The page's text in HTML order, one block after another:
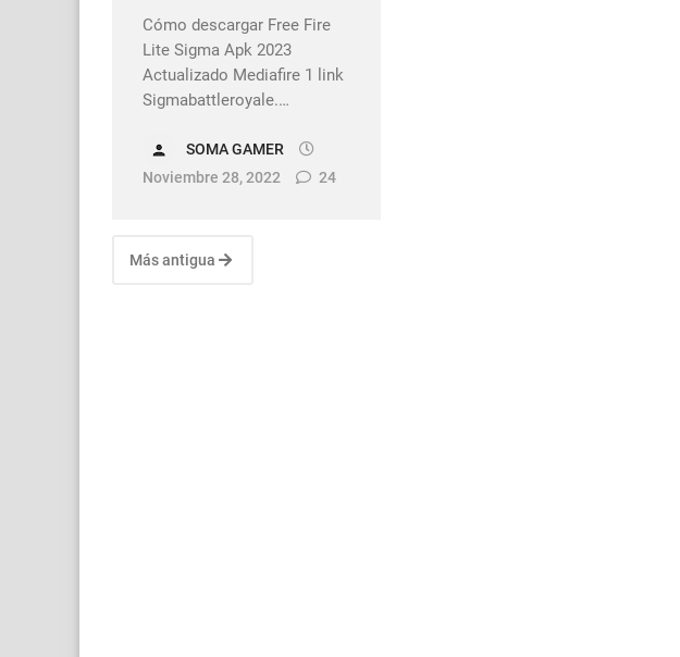
Cómo descargar Free Fire
Lite Sigma Apk 2023
Actualizado Mediafire 1 link
Sigmabattleroyale.…
SOMA GAMER
Noviembre 28, 2022
24
Más antigua